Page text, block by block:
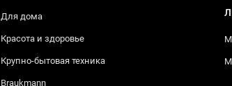
Для дома
Красота и здоровье
Крупно-бытовая техника
Braukmann